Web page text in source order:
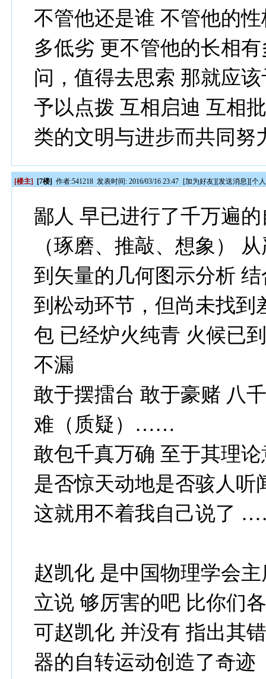
不管他还是谁 不管他的
多低劣 更不管他的长相
问，值得去思索 那就应
予以点拨 互相启迪 互相
类的文明与进步而共同努
[楼主] [7楼] 作者:541218 发表时间: 2016/03/16 23:47 [加为好友][发送消息][个
鄙人 早已进行了千万遍
（琢磨、推敲、想象）
到矢量的几何图示分析
到松动环节，但尚未找
包 已经炉火纯青 火候已
不漏
敢于摆擂台 敢于豪赌 八
难（质疑）……
敢包千真万确 至于其理
是否惊天动地是否骇人听
这就用不着我自己说了
赵凯化 是中国物理学会
立说 够厉害的吧 比你们
可赵凯化 并没有 指出其
器的自转运动创造了奇迹